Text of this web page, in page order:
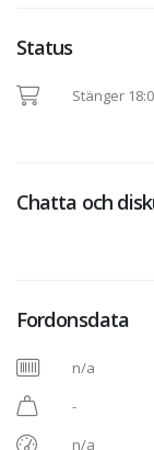
Status
Stänger
Chatta och
Fordonsdata
n/a
-
n/a